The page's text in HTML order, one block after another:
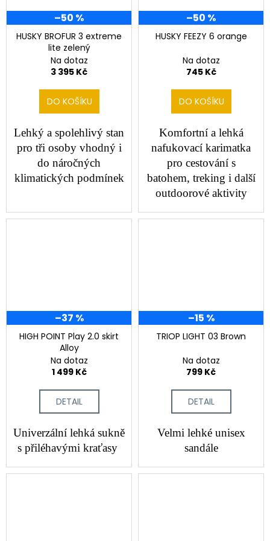
–50 %
HUSKY BROFUR 3 extreme
lite zelený
Na dotaz
3 395 Kč
DO KOŠÍKU
Lehký a spolehlivý stan
pro tři osoby vhodný i
do náročných
klimatických podmínek
–50 %
HUSKY FEEZY 6 orange
Na dotaz
745 Kč
DO KOŠÍKU
Komfortní a lehká
nafukovací karimatka
pro cestování s
batohem, treking i další
outdoorové aktivity
–37 %
HIGH POINT Play 2.0 skirt
Alloy
Na dotaz
1 499 Kč
DETAIL
Univerzální lehká sukně
s přiléhavými kraťasy
–15 %
TRIOP LIGHT 03 Brown
Na dotaz
799 Kč
DETAIL
Velmi lehké unisex
sandále
a
j
HLEDAT
p
e
m